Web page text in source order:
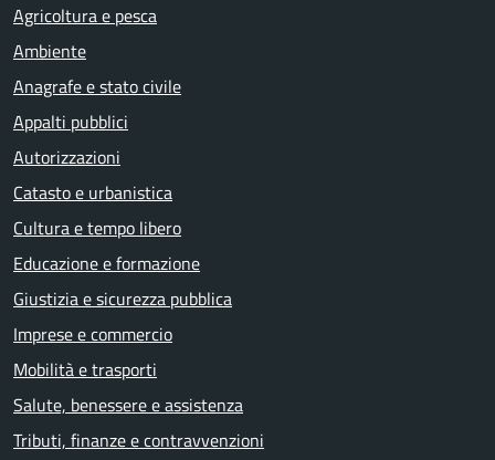
Agricoltura e pesca
Ambiente
Anagrafe e stato civile
Appalti pubblici
Autorizzazioni
Catasto e urbanistica
Cultura e tempo libero
Educazione e formazione
Giustizia e sicurezza pubblica
Imprese e commercio
Mobilità e trasporti
Salute, benessere e assistenza
Tributi, finanze e contravvenzioni